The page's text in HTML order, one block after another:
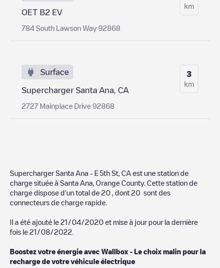
OET B2 EV
784 South Lawson Way 92868
km
Surface
Supercharger Santa Ana, CA
2727 Mainplace Drive 92868
3
km
Supercharger Santa Ana - E 5th St, CA est une station de
charge située à Santa Ana Orange County. Cette station de
charge dispose d'un total de 20 , dont 20 sont des
connecteurs de charge rapide.
Il a été ajouté le 21/04/2020 et mise à jour pour la dernière
fois le 21/08/2022
Boostez votre énergie avec Wallbox - Le choix malin pour la
recharge de votre véhicule électrique